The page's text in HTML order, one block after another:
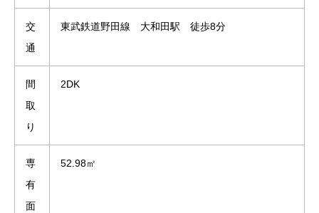
交
通
東武鉄道野田線 大和田駅 徒歩8分
間
取
り
2DK
専
有
面
52.98㎡